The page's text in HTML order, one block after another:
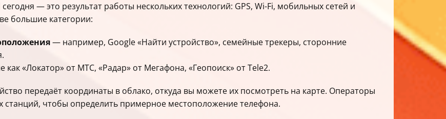
— это результат работы нескольких технологий: GPS, Wi-Fi, мобильных сетей и
большие категории:
— например, Google «Найти устройство», семейные трекеры, сторонние
как «Локатор» от МТС, «Радар» от Мегафона, «Геопоиск» от Tele2.
передаёт координаты в облако, откуда вы можете их посмотреть на карте. Операторы
станций, чтобы определить примерное местоположение телефона.